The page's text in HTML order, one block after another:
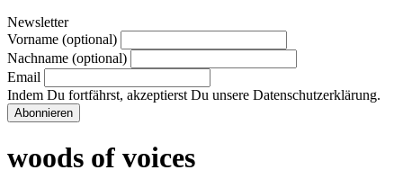
Newsletter
Vorname (optional)
Nachname (optional)
Email
Indem Du fortfährst, akzeptierst Du unsere Datenschutzerklärung.
woods of voices